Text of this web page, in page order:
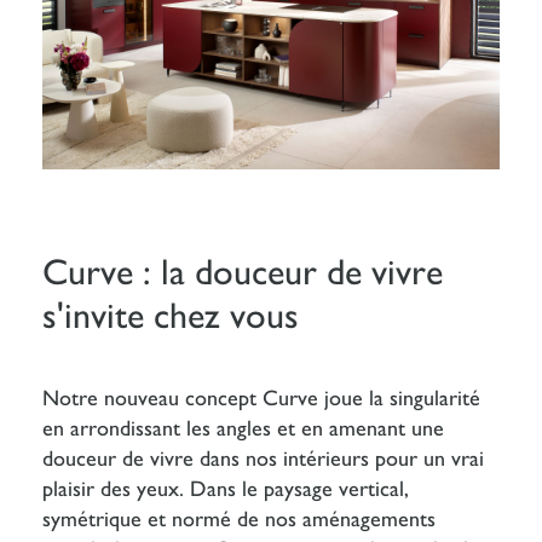
Curve : la douceur de vivre
s'invite chez vous
Notre nouveau concept Curve joue la singularité
en arrondissant les angles et en amenant une
douceur de vivre dans nos intérieurs pour un vrai
plaisir des yeux. Dans le paysage vertical,
symétrique et normé de nos aménagements